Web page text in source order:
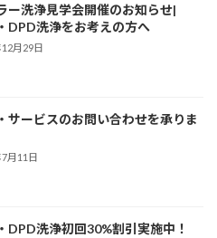
ー洗浄見学会開催のお知らせ|
DPD洗浄をお考えの方へ
月29日
サービスのお問い合わせを承りま
月11日
DPD洗浄初回30%割引実施中！